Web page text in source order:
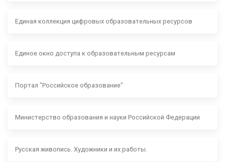
Единая коллекция цифровых образовательных ресурсов
Единое окно доступа к образовательным ресурсам
Портал "Российское образование"
Министерство образования и науки Российской Федерации
Русская живопись. Художники и их работы.